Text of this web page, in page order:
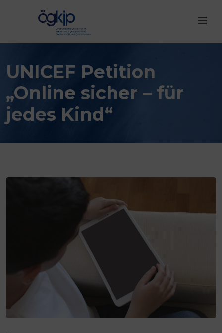
UNICEF Petition
„Online sicher – für
jedes Kind“